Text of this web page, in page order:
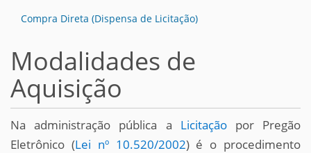
Compra Direta (Dispensa de Licitação)
Modalidades de
Aquisição
Na administração pública a Licitaçãopor Pregão
Eletrônico (Lei nº 10.520/2002) é o procedimento